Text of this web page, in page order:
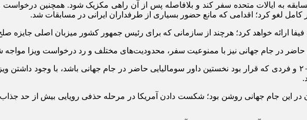
به ایالات متحده سفر کند و بلافاصله پس از آن راهی مکزیک شود. همچنین
کامل لغو کرد؛ اقدامی که مانع حضور بسیاری از طرفداران ایرانی در مسابقات شد.
ارائه خواهد کرد؛ هرچند از سازمانی که برای رئیس جمهور کشور میزبان اصلی جایزه
حاضر در جام جهانی نیز با ممنوعیت سفر، محدودیت‌های مختلف و رد درخواست ویزا مواجه
عمر عبدالقادر آرتان، داور سال آفریقا در سال ۲۰۲۵ و فردی که قرار بود نخستین داور سومالیایی حاضر در جام جهانی
این جام جهانی روشن بود؛ شکست دادن آمریکا در مرحله حذفی رویایی بیش از حد جذاب